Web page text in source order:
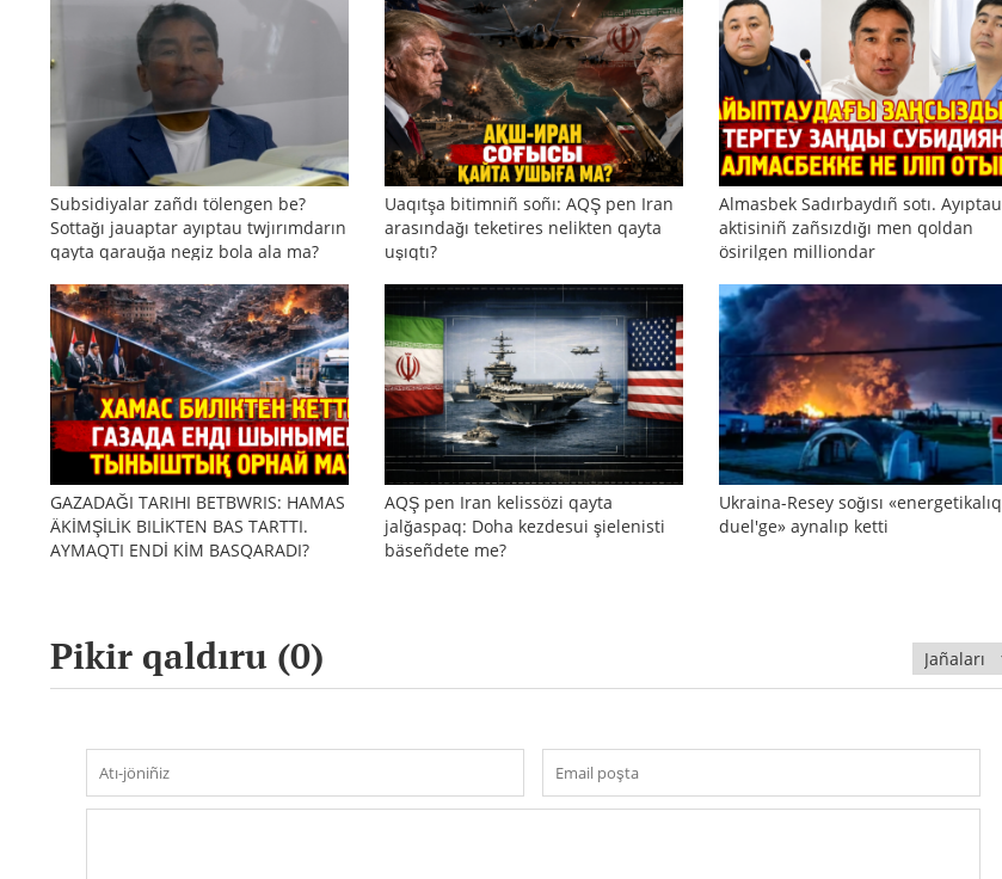
Subsidiyalar zañdı tölengen be?
Sottağı jauaptar ayıptau twjırımdarın
qayta qarauğa negiz bola ala ma?
Uaqıtşa bitimniñ soñı: AQŞ pen Iran
arasındağı teketires nelikten qayta
uşıqtı?
Almasbek Sadırbaydıñ sotı. Ayıptau
aktisiniñ zañsızdığı men qoldan
ösirilgen milliondar
GAZADAĞI TARIHI BETBWRIS: HAMAS
ÄKİMŞİLİK BILİKTEN BAS TARTTI.
AYMAQTI ENDİ KİM BASQARADI?
AQŞ pen Iran kelissözi qayta
jalğaspaq: Doha kezdesui şielenisti
bäseñdete me?
Ukraina-Resey soğısı «energetikalıq
duel'ge» aynalıp ketti
Pikir qaldıru (0)